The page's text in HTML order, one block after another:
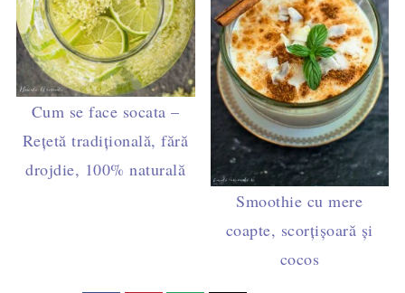
Cum se face socata –
Rețetă tradițională, fără
drojdie, 100% naturală
Smoothie cu mere
coapte, scorțișoară și
cocos